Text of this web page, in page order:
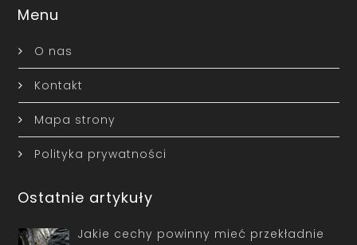
Menu
O nas
Kontakt
Mapa strony
Polityka prywatności
Ostatnie artykuły
Jakie cechy powinny mieć przekładnie